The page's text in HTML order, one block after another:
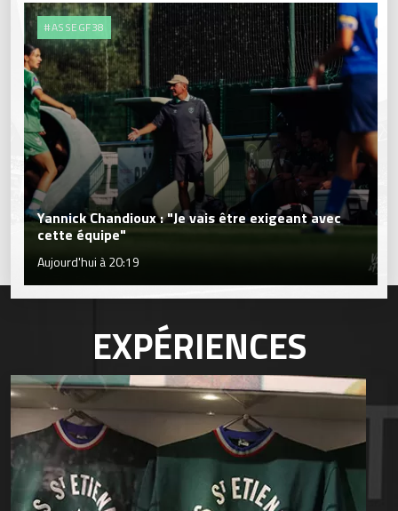
#ASSEGF38
Yannick Chandioux : "Je vais être exigeant avec
cette équipe"
Aujourd'hui à 20:19
EXPÉRIENCES